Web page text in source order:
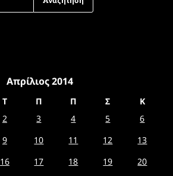
Απρίλιος 2014
Τ Π Π Σ
Κ
2 3 4 5
6
9 10 11 12
13
16 17 18 19
20